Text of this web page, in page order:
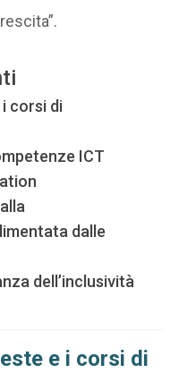
corsi di
ICT
dalle
dell’inclusività
e i corsi di